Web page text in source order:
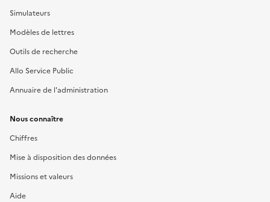
Simulateurs
Modèles de lettres
Outils de recherche
Allo Service Public
Annuaire de l'administration
Nous connaître
Chiffres
Mise à disposition des données
Missions et valeurs
Aide